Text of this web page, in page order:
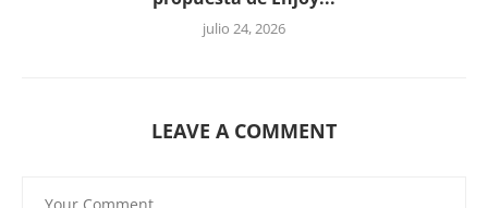
julio 24, 2026
LEAVE A COMMENT